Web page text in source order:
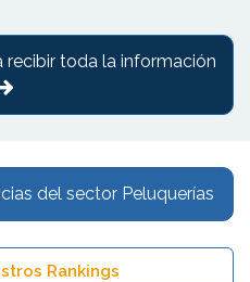
del sector Peluquerías
Rankings